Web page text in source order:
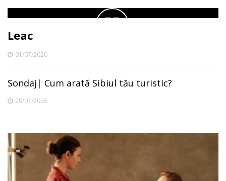
Leac
01/07/2020
Sondaj| Cum arată Sibiul tău turistic?
28/07/2026